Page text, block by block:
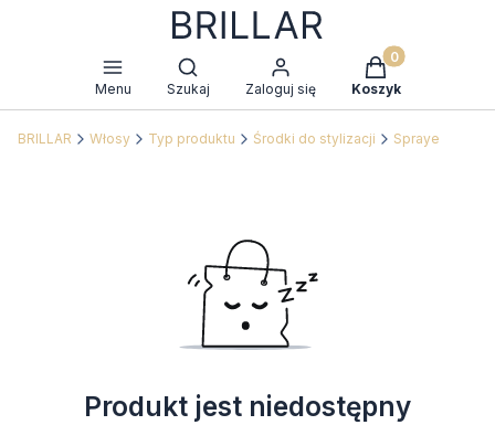
Menu
Otwórz wyszukiwarkę
Szukaj Zaloguj się
Produkty w
Koszyk
BRILLAR Włosy Typ produktu Środki do stylizacji Spraye
Produkt jest niedostępny